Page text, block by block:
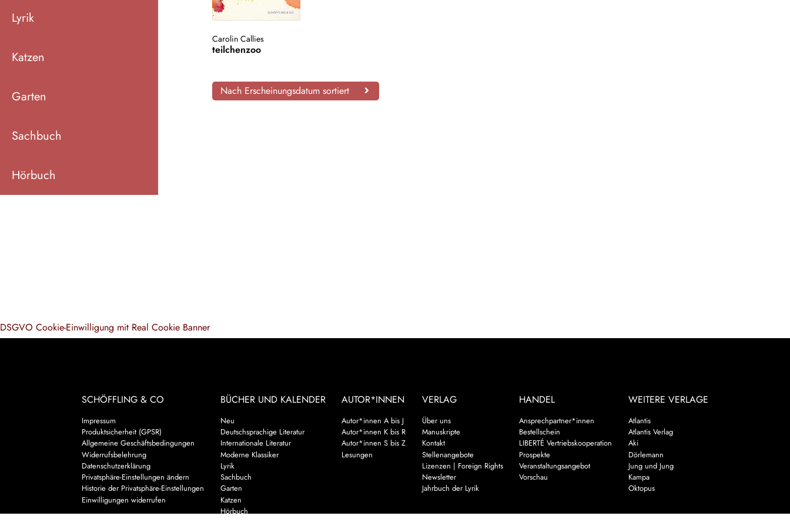
Lyrik
Katzen
Garten
Sachbuch
Hörbuch
Carolin Callies
teilchenzoo
Nach Erscheinungsdatum sortiert
SCHÖFFLING & CO
Impressum
Produktsicherheit (GPSR)
Allgemeine Geschäftsbedingungen
Widerrufsbelehrung
Datenschutzerklärung
Privatsphäre-Einstellungen ändern
Historie der Privatsphäre-Einstellungen
Einwilligungen widerrufen
BÜCHER UND KALENDER
Neu
Deutschsprachige Literatur
Internationale Literatur
Moderne Klassiker
Lyrik
Sachbuch
Garten
Katzen
Hörbuch
AUTOR*INNEN
Autor*innen A bis J
Autor*innen K bis R
Autor*innen S bis Z
Lesungen
VERLAG
Über uns
Manuskripte
Kontakt
Stellenangebote
Lizenzen | Foreign Rights
Newsletter
Jahrbuch der Lyrik
HANDEL
Ansprechpartner*innen
Bestellschein
LIBERTÉ Vertriebskooperation
Prospekte
Veranstaltungsangebot
Vorschau
WEITERE VERLAGE
Atlantis
Atlantis Verlag
Aki
Dörlemann
Jung und Jung
Kampa
Oktopus
DSGVO Cookie-Einwilligung mit Real Cookie Banner